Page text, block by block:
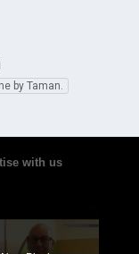
by Taman.
with us